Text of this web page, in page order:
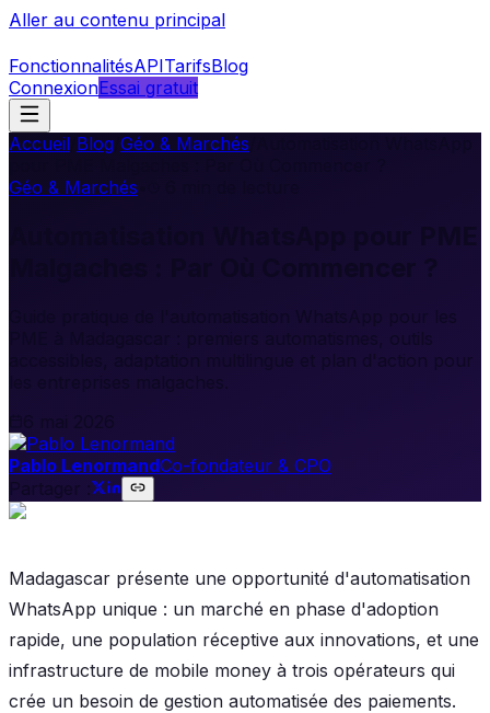
Aller au contenu principal
FonctionnalitésAPITarifsBlog
ConnexionEssai gratuit
Accueil Blog Géo & Marchés
Géo & Marchés
accessibles, adaptation multilingue et plan d'action pour
Pablo LenormandCo-fondateur & CPO
Partager :
Madagascar présente une opportunité d'automatisation
WhatsApp unique : un marché en phase d'adoption
rapide, une population réceptive aux innovations, et une
infrastructure de mobile money à trois opérateurs qui
crée un besoin de gestion automatisée des paiements.